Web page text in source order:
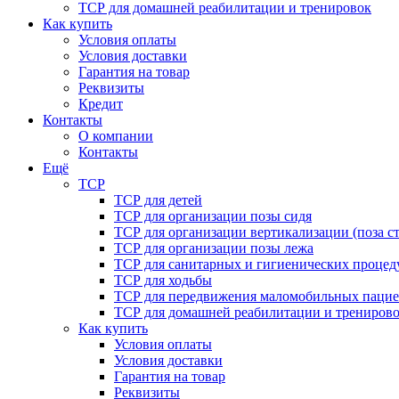
ТСР для домашней реабилитации и тренировок
Как купить
Условия оплаты
Условия доставки
Гарантия на товар
Реквизиты
Кредит
Контакты
О компании
Контакты
Ещё
ТСР
ТСР для детей
ТСР для организации позы сидя
ТСР для организации вертикализации (поза
ТСР для организации позы лежа
ТСР для санитарных и гигиенических
ТСР для ходьбы
ТСР для передвижения маломобильных
ТСР для домашней реабилитации и
Как купить
Условия оплаты
Условия доставки
Гарантия на товар
Реквизиты